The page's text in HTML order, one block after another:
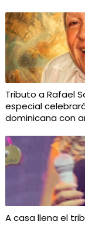
Tributo a Rafael
especial
dominicana con
A casa llena el